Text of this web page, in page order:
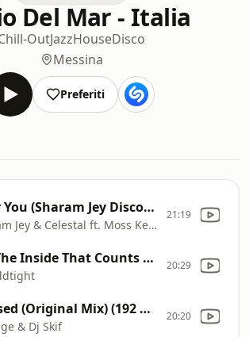
Del Mar - Italia
OutJazzHouseDisco
Messina
Preferiti
Over You (Sharam Jey Discomania Remix) (192 kbps)
Sharam Jey & Celestal ft. Moss Kena
21:19
It's The Inside That Counts (Extended Mix) (320 kbps) 20:29
Blessed (Original Mix) (192 kbps)
& Dj Skif
20:20